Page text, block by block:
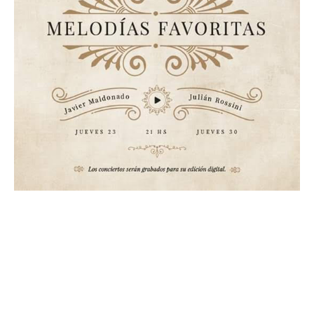
Suscribirme gratis
Dirección de correo electrónico*